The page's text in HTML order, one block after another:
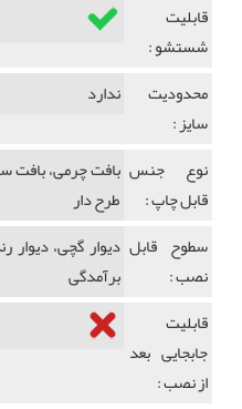
قابلیت
شستشو :
محدودیت
سایز :
ندارد
نوع جنس
قابل چاپ :
بافت چرمی، بافت
طرح دار
سطوح قابل
نصب :
دیوار گچی،
برآمدگی
قابلیت
جابجایی بعد
از نصب :